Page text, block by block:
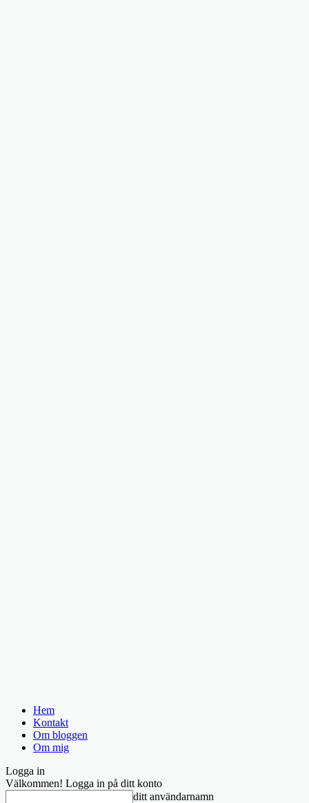
Hem
Kontakt
Om bloggen
Om mig
Logga in
Välkommen! Logga in på ditt konto
ditt användarnamn